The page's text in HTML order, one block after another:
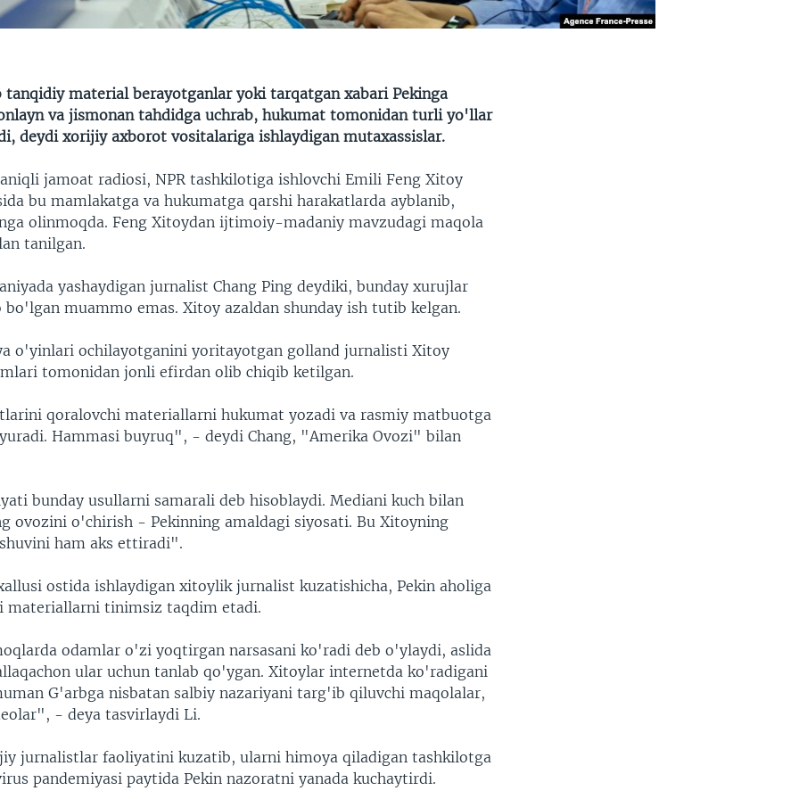
material berayotganlar yoki tarqatgan xabari Pekinga
va jismonan tahdidga uchrab, hukumat tomonidan turli yo'llar
deydi xorijiy axborot vositalariga ishlaydigan mutaxassislar.
jamoat radiosi, NPR tashkilotiga ishlovchi Emili Feng Xitoy
bu mamlakatga va hukumatga qarshi harakatlarda ayblanib,
olinmoqda. Feng Xitoydan ijtimoiy-madaniy mavzudagi maqola
tanilgan.
yashaydigan jurnalist Chang Ping deydiki, bunday xurujlar
bo'lgan muammo emas. Xitoy azaldan shunday ish tutib kelgan.
o'yinlari ochilayotganini yoritayotgan golland jurnalisti Xitoy
tomonidan jonli efirdan olib chiqib ketilgan.
qoralovchi materiallarni hukumat yozadi va rasmiy matbuotga
Hammasi buyruq", - deydi Chang, "Amerika Ovozi" bilan
bunday usullarni samarali deb hisoblaydi. Mediani kuch bilan
ovozini o'chirish - Pekinning amaldagi siyosati. Bu Xitoyning
ham aks ettiradi".
ostida ishlaydigan xitoylik jurnalist kuzatishicha, Pekin aholiga
materiallarni tinimsiz taqdim etadi.
odamlar o'zi yoqtirgan narsasani ko'radi deb o'ylaydi, aslida
ular uchun tanlab qo'ygan. Xitoylar internetda ko'radigani
G'arbga nisbatan salbiy nazariyani targ'ib qiluvchi maqolalar,
- deya tasvirlaydi Li.
jurnalistlar faoliyatini kuzatib, ularni himoya qiladigan tashkilotga
pandemiyasi paytida Pekin nazoratni yanada kuchaytirdi.